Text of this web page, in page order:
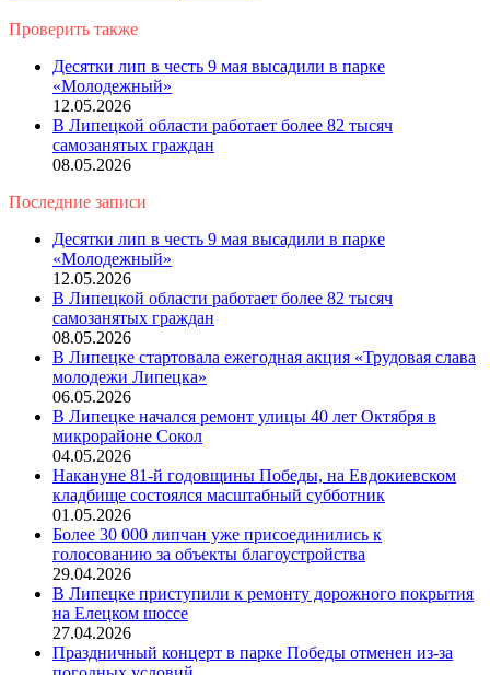
Проверить также
Десятки лип в честь 9 мая высадили в парке
«Молодежный»
12.05.2026
В Липецкой области работает более 82 тысяч
самозанятых граждан
08.05.2026
Последние записи
Десятки лип в честь 9 мая высадили в парке
«Молодежный»
12.05.2026
В Липецкой области работает более 82 тысяч
самозанятых граждан
08.05.2026
В Липецке стартовала ежегодная акция «Трудовая слава
молодежи Липецка»
06.05.2026
В Липецке начался ремонт улицы 40 лет Октября в
микрорайоне Сокол
04.05.2026
Накануне 81-й годовщины Победы, на Евдокиевском
кладбище состоялся масштабный субботник
01.05.2026
Более 30 000 липчан уже присоединились к
голосованию за объекты благоустройства
29.04.2026
В Липецке приступили к ремонту дорожного покрытия
на Елецком шоссе
27.04.2026
Праздничный концерт в парке Победы отменен из-за